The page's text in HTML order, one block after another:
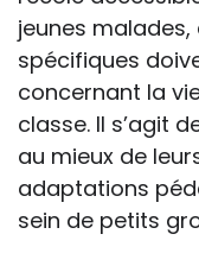
jeunes
spécifiques
concernant la
classe. Il s’agit
au mieux de
adaptations
sein de petits